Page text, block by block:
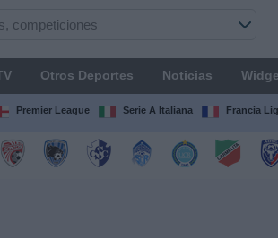
Otros Deportes Noticias
Premier League Serie A Italiana Francia